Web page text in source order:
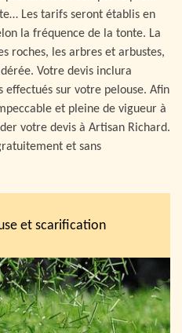
Les tarifs seront établis en
la fréquence de la tonte. La
roches, les arbres et arbustes,
Votre devis inclura
sur votre pelouse. Afin
et pleine de vigueur à
votre devis à Artisan Richard.
et sans
et scarification